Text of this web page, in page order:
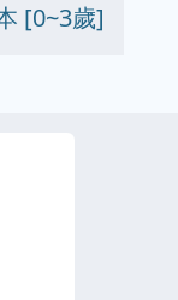
[0~3歲]